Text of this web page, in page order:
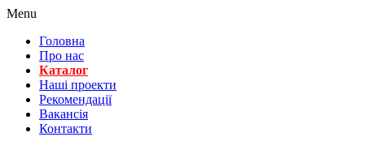
Menu
Головна
Про нас
Каталог
Нашi проекти
Рекомендації
Вакансiя
Контакти